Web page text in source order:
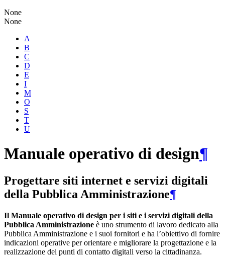
None
None
A
B
C
D
E
I
M
O
S
T
U
Manuale operativo di design¶
Progettare siti internet e servizi digitali
della Pubblica Amministrazione¶
Il Manuale operativo di design per i siti e i servizi digitali della
Pubblica Amministrazione è uno strumento di lavoro dedicato alla
Pubblica Amministrazione e i suoi fornitori e ha l’obiettivo di fornire
indicazioni operative per orientare e migliorare la progettazione e la
realizzazione dei punti di contatto digitali verso la cittadinanza.